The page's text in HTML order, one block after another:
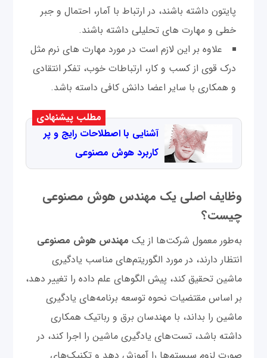
پایتون داشته باشند، در ارتباط با آمار، احتمال و جبر
خطی و مهارت های تحلیلی داشته باشند.
علاوه بر این لازم است در مورد مهارت های نرم مثل
درک قوی از کسب و کار، ارتباطات خوب، تفکر انتقادی
و همکاری با سایر اعضا دانش کافی داسته باشد.
مطلب پیشنهادی
آشنایی با اصطلاحات رایج و پر
کاربرد هوش مصنوعی
وظایف اصلی یک مهندس هوش مصنوعی
چیست؟
به‌طور معمول شرکت‌ها از یک مهندس هوش مصنوعی
انتظار دارند، در مورد الگوریتم‌های مناسب یادگیری
ماشین تحقیق کند، پیش ‌الگوهای علم داده را تغییر دهد،
بر اساس مقتضیات نحوه توسعه برنامه‌های یادگیری
ماشین را بداند، با مهندسان برق و رباتیک همکاری
داشته باشد، تست‌های یادگیری ماشین را اجرا کند، در